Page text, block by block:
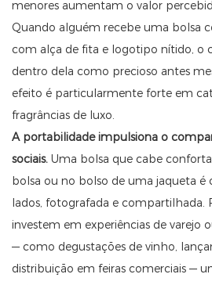
menores aumentam o valor
Quando alguém recebe uma bolsa
com alça de fita e logotipo nítido, o
dentro dela como precioso antes
efeito é particularmente forte em
fragrâncias de luxo.
A portabilidade impulsiona o
sociais. Uma bolsa que cabe
bolsa ou no bolso de uma jaqueta é
lados, fotografada e compartilhada.
investem em experiências de varejo
— como degustações de vinho,
distribuição em feiras comerciais —